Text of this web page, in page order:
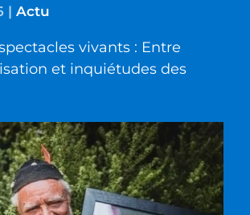
| Actu
vivants : Entre
et inquiétudes des